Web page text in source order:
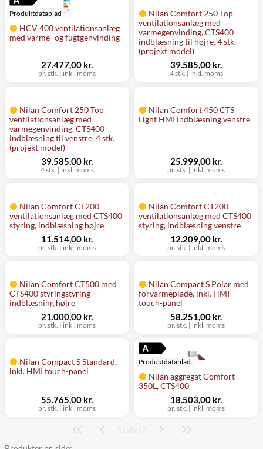
HCV 400 ventilationsanlæg
med varme- og fugtgenvinding
Produktdatablad
pr. stk. | inkl. moms
27.477,00 kr.
Nilan Comfort 250 Top
ventilationsanlæg med
varmegenvinding, CTS400
indblæsning til højre, 4 stk.
(projekt model)
4 stk. | inkl. moms
39.585,00 kr.
Nilan Comfort 250 Top
ventilationsanlæg med
varmegenvinding, CTS400
indblæsning til venstre, 4 stk.
(projekt model)
4 stk. | inkl. moms
39.585,00 kr.
Nilan Comfort 450 CTS
Light HMI indblæsning venstre
pr. stk. | inkl. moms
25.999,00 kr.
Nilan Comfort CT200
ventilationsanlæg med CTS400
styring, indblæsning højre
pr. stk. | inkl. moms
11.514,00 kr.
Nilan Comfort CT200
ventilationsanlæg med CTS400
styring, indblæsning venstre
pr. stk. | inkl. moms
12.209,00 kr.
Nilan Comfort CT500 med
CTS400 styringstyring
indblæsning højre
pr. stk. | inkl. moms
21.000,00 kr.
Nilan Compact S Polar med
forvarmeplade, inkl. HMI
touch-panel
pr. stk. | inkl. moms
58.251,00 kr.
Nilan Compact S Standard,
inkl. HMI touch-panel
pr. stk. | inkl. moms
55.765,00 kr.
Nilan aggregat Comfort
350L, CTS400
Produktdatablad
pr. stk. | inkl. moms
18.503,00 kr.
Side
1 ud af 2